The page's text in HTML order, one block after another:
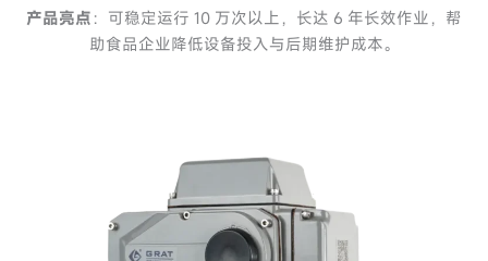
产品亮点 ：可稳定运行 10 万次以上，长达 6 年长效作业，帮
助食品企业降低设备投入与后期维护成本。